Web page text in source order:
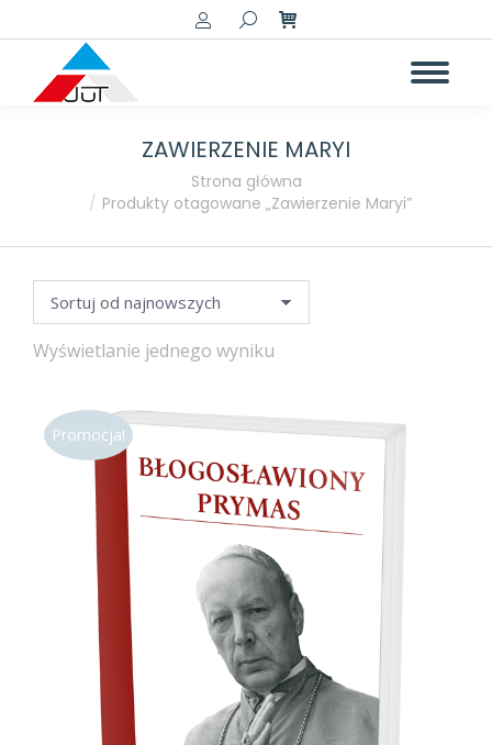
Szukaj:
ZAWIERZENIE MARYI
Strona główna
Produkty otagowane „Zawierzenie Maryi”
Wyświetlanie jednego wyniku
Promocja!